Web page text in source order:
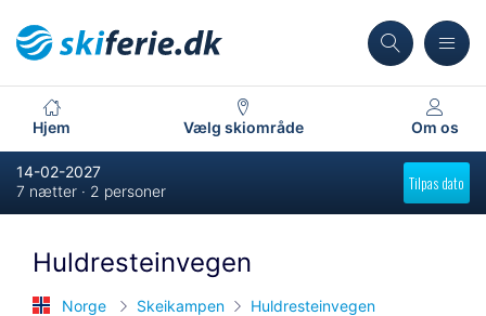
Hjem Vælg skiområde Om os
14-02-2027
7 nætter · 2 personer
Tilpas dato
Huldresteinvegen
Norge Skeikampen Huldresteinvegen